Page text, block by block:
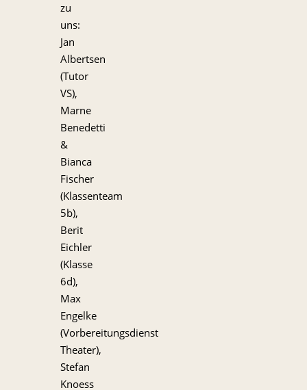
zu
uns:
Jan
Albertsen
(Tutor
VS),
Marne
Benedetti
&
Bianca
Fischer
(Klassenteam
5b),
Berit
Eichler
(Klasse
6d),
Max
Engelke
(Vorbereitungsdienst
Theater),
Stefan
Knoess